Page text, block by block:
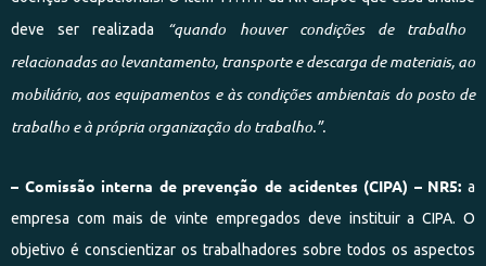
deve ser realizada “quando houver condições de trabalho
relacionadas ao levantamento, transporte e descarga de materiais, ao
mobiliário, aos equipamentos e às condições ambientais do posto de
trabalho e à própria organização do trabalho.”.
– Comissão interna de prevenção de acidentes (CIPA) – NR5: a
empresa com mais de vinte empregados deve instituir a CIPA. O
objetivo é conscientizar os trabalhadores sobre todos os aspectos